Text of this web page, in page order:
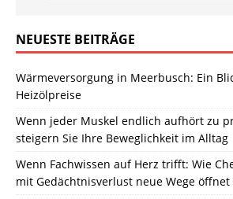
NEUESTE BEITRÄGE
Wärmeversorgung in Meerbusch: Ein
Heizölpreise
Wenn jeder Muskel endlich aufhört zu
steigern Sie Ihre Beweglichkeit im Alltag
Wenn Fachwissen auf Herz trifft: Wie
mit Gedächtnisverlust neue Wege öffnet